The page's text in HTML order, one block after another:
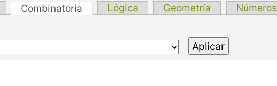
Combinatoria Lógica Geometría Números